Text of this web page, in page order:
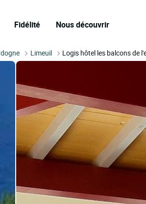
Fidélité Nous découvrir
Limeuil Logis hôtel les balcons de